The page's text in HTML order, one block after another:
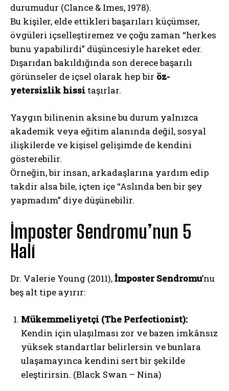
durumudur (Clance & Imes, 1978).
Bu kişiler, elde ettikleri başarıları küçümser,
övgüleri içselleştiremez ve çoğu zaman “herkes
bunu yapabilirdi” düşüncesiyle hareket eder.
Dışarıdan bakıldığında son derece başarılı
görünseler de içsel olarak hep bir öz-
yetersizlik hissi taşırlar.
Yaygın bilinenin aksine bu durum yalnızca
akademik veya eğitim alanında değil, sosyal
ilişkilerde ve kişisel gelişimde de kendini
gösterebilir.
Örneğin, bir insan, arkadaşlarına yardım edip
takdir alsa bile, içten içe “Aslında ben bir şey
yapmadım” diye düşünebilir.
İmposter Sendromu’nun 5
Hali
Dr. Valerie Young (2011),İmposter Sendromu’nu
beş alt tipe ayırır:
Mükemmeliyetçi (The Perfectionist):
Kendin için ulaşılması zor ve bazen imkânsız
yüksek standartlar belirlersin ve bunlara
ulaşamayınca kendini sert bir şekilde
eleştirirsin. (Black Swan – Nina)